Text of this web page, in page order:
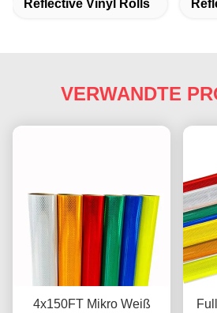
Reflective Vinyl Rolls
VERWANDTE
4x150FT Mikro Weiß